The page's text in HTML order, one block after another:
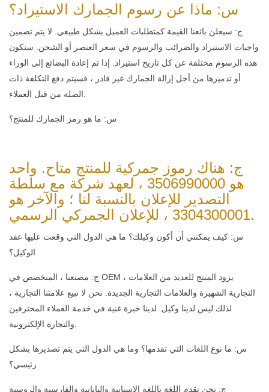
س: ماذا عن رسوم الجمارك الاستيراد؟
ج: سيعلن بائعنا القيمة كمتطلبات العميل بشكل طبيعي. لا يتم تضمين
واجبات الاستيراد والضرائب والرسوم في سعر العنصر أو الشحن. ستكون
هذه الرسوم مختلفة عن كل تاريخ استيراد. إذا تم إعادة البضائع إلى الوراء
أو تدميرها من أجل إزالة الجمارك غير قادر ، فسيتم دفع التكلفة ذات
س: ما هو رمز الجمارك للمنتج؟
ج: هناك رموز جمركية للمنتج متاح. واحد
هو 3506990000 ، لعهد شركة مع سلطة
التصدير للإعلان بالنسبة لنا ؛ والآخر هو
3304300001 ، للإعلان الجمركي الرسمي.
س: كيف يمكنني أن أكون وكيلك؟ ما هي الدول التي وقعت عليها عقد
الوكيل؟
ج: مصنعنا ، المتخصص في OEM ، يزود المنتج للعديد من العلامات
التجارية الشهيرة والعلامات التجارية الجديدة. نحن لا نبيع علامتنا التجارية ،
لذلك ليس لدينا وكيل. لدينا خبرة غنية في خدمة العملاء المحترفين
س: ما نوع اللغات التي تقدمها؟ وما هي الدول التي يتم تصديرها بشكل
رئيسي؟
ج: نحن نقدم اللغة باللغة الإسبانية واليابانية والفارسية والروسية